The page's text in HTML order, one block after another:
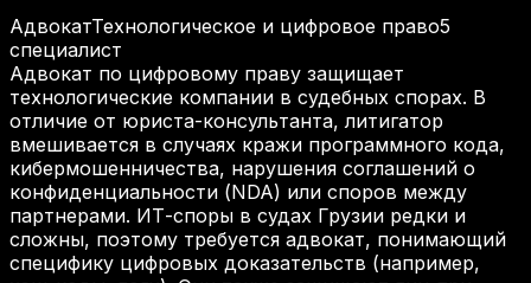
АдвокатТехнологическое и цифровое право5
специалист
Адвокат по цифровому праву защищает
технологические компании в судебных спорах. В
отличие от юриста-консультанта, литигатор
вмешивается в случаях кражи программного кода,
кибермошенничества, нарушения соглашений о
конфиденциальности (NDA) или споров между
партнерами. ИТ-споры в судах Грузии редки и
сложны, поэтому требуется адвокат, понимающий
специфику цифровых доказательств (например,